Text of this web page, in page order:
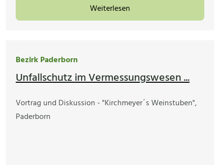
Weiterlesen
Bezirk Paderborn
Unfallschutz im Vermessungswesen ...
Vortrag und Diskussion - "Kirchmeyer´s Weinstuben",
Paderborn